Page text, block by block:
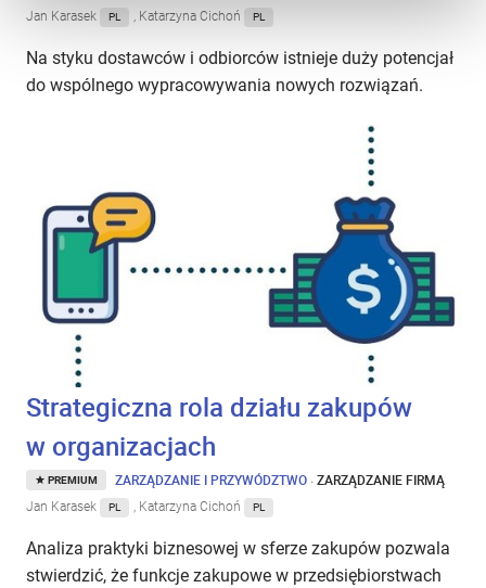
Jan Karasek PL , Katarzyna Cichoń PL
Na styku dostawców i odbiorców istnieje duży potencjał
do wspólnego wypracowywania nowych rozwiązań.
Strategiczna rola działu zakupów
w organizacjach
PREMIUM ZARZĄDZANIE I PRZYWÓDZTWO ·ZARZĄDZANIE FIRMĄ
Jan Karasek PL , Katarzyna Cichoń PL
Analiza praktyki biznesowej w sferze zakupów pozwala
stwierdzić, że funkcje zakupowe w przedsiębiorstwach